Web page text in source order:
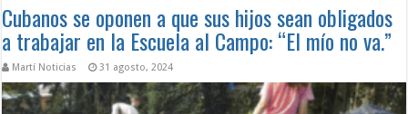
Cubanos se oponen a que sus hijos sean obligados
a trabajar en la Escuela al Campo: “El mío no va.”
Martí Noticias 31 agosto, 2024